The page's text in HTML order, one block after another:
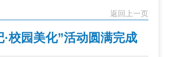
返回上一页
校园美化”活动圆满完成